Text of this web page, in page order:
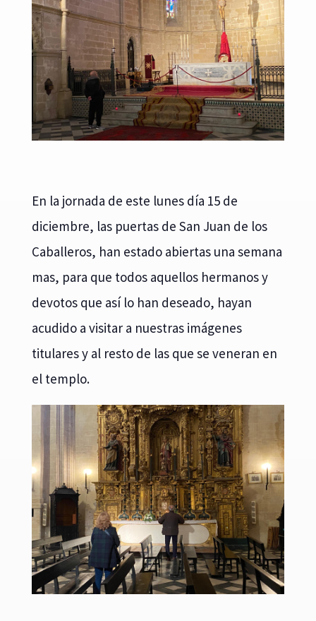
En la jornada de este lunes día 15 de
diciembre, las puertas de San Juan de los
Caballeros, han estado abiertas una semana
mas, para que todos aquellos hermanos y
devotos que así lo han deseado, hayan
acudido a visitar a nuestras imágenes
titulares y al resto de las que se veneran en
el templo.